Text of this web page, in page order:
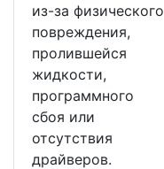
из-за физического
повреждения,
пролившейся
жидкости,
программного
сбоя или
отсутствия
драйверов.